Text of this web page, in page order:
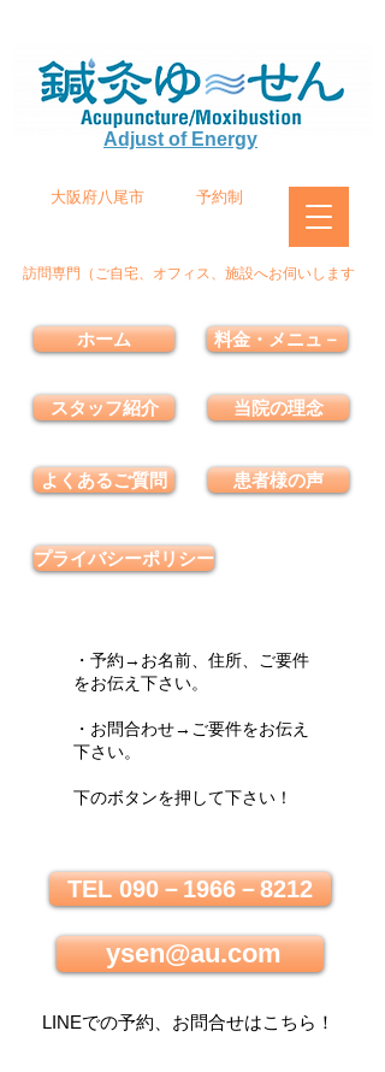
Adjust of Energy
大阪府八尾市 予約制
訪問専門（ご自宅、オフィス、施設へお伺いします
ホーム
スタッフ紹介
よくあるご質問
料金・メニュ－
当院の理念
患者様の声
プライバシーポリシー
・予約→お名前、住所、ご要件
をお伝え下さい。
・お問合わせ→ご要件をお伝え
下さい。
下のボタンを押して下さい！
TEL 090－1966－8212
ysen@au.com
LINEでの予約、お問合せはこちら ！